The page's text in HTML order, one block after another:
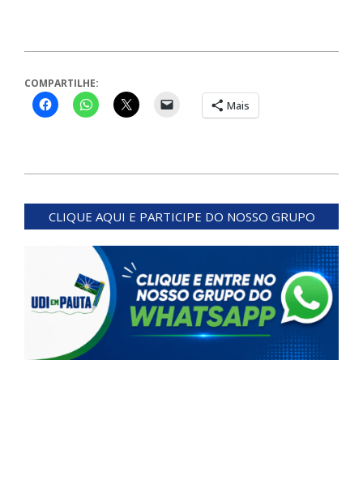
COMPARTILHE:
Mais
01-
CLIQUE AQUI E PARTICIPE DO NOSSO GRUPO